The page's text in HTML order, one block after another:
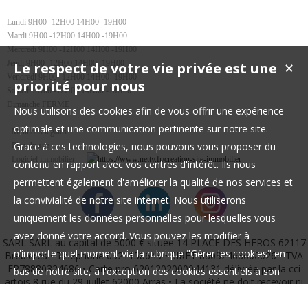
Lundi 9H00 -12H00 14H00 -19H00
Mardi 9H00 -12H00 14H00 -19H00
Jeudi 9H00 -12H00 14H00 -19H00
Vendredi 9H00 -12H00 14H00 -19H00
Samedi 9H00 -12H00 14H00 -18H00
Mentions légales
Plan du site
Logiciel immobilier
SARL SARL au capital de 5000 € située 14 PLACE DES HEROS 62117
Brebières • Téléphone 0321158643 • SIRET 88032468600026 • TVA
FR78880324686 • Carte pro 6201202000044131 délivrée par la cci
✕
Le respect de votre vie privée est une
priorité pour nous
Nous utilisons des cookies afin de vous offrir une expérience
optimale et une communication pertinente sur notre site.
Grace à ces technologies, nous pouvons vous proposer du
contenu en rapport avec vos centres d'intérêt. Ils nous
permettent également d'améliorer la qualité de nos services et
la convivialité de notre site internet. Nous utiliserons
uniquement les données personnelles pour lesquelles vous
avez donné votre accord. Vous pouvez les modifier à
n'importe quel moment via la rubrique "Gérer les cookies" en
bas de notre site, à l'exception des cookies essentiels à son